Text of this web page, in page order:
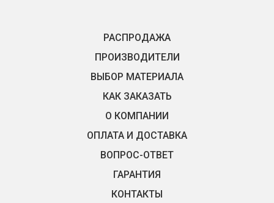
РАСПРОДАЖА
ПРОИЗВОДИТЕЛИ
ВЫБОР МАТЕРИАЛА
КАК ЗАКАЗАТЬ
О КОМПАНИИ
ОПЛАТА И ДОСТАВКА
ВОПРОС-ОТВЕТ
ГАРАНТИЯ
КОНТАКТЫ